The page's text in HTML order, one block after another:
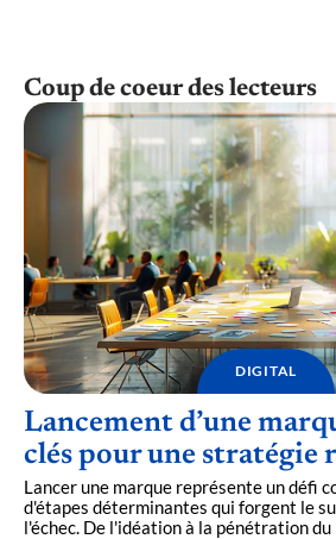
Coup de coeur des lecteurs
DIGITAL
Lancement d’une
clés pour une stratégie
Lancer une marque représente un défi
d'étapes déterminantes qui forgent le
l'échec. De l'idéation à la pénétration du